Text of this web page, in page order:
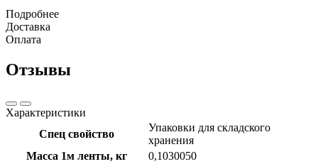
Подробнее
Доставка
Оплата
Отзывы
Характеристики
Спец свойство
Упаковки для складского
хранения
Масса 1м ленты, кг
0,1030050